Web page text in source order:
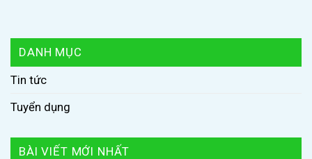
DANH MỤC
Tin tức
Tuyển dụng
BÀI VIẾT MỚI NHẤT